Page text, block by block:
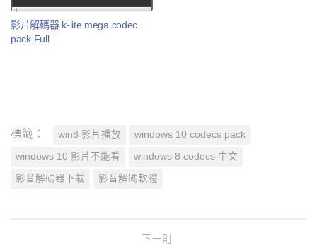
影片解碼器 k-lite mega codec
pack Full
標籤： win8 影片播放 windows 10 codecs pack
windows 10 影片不能看 windows 8 codecs 中文
影音解碼器下載 影音解碼軟體
下一則